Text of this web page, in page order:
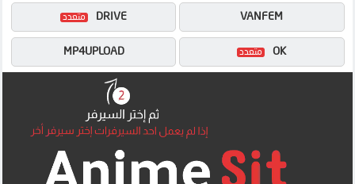
OK
VANFEM
DRIVE
MP4UPLOAD